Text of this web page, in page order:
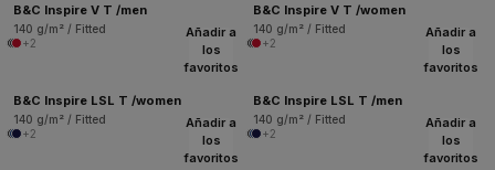
B&C Inspire V T /men
140 g/m² / Fitted
+2
B&C Inspire V T /women
140 g/m² / Fitted
+2
Añadir a
los
favoritos
B&C Inspire LSL T /women
140 g/m² / Fitted
+2
Añadir a
los
favoritos
B&C Inspire LSL T /men
140 g/m² / Fitted
+2
Añadir a
los
favoritos
Añadir a
los
favoritos